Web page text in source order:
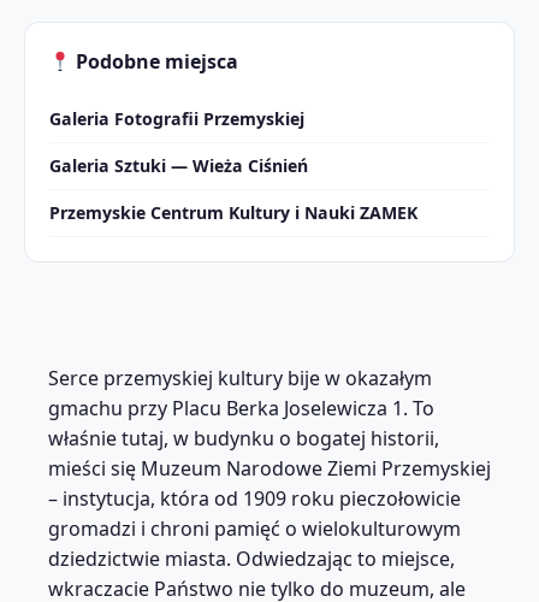
Serce przemyskiej kultury bije w okazałym
gmachu przy Placu Berka Joselewicza 1. To
właśnie tutaj, w budynku o bogatej historii,
mieści się Muzeum Narodowe Ziemi Przemyskiej
– instytucja, która od 1909 roku pieczołowicie
gromadzi i chroni pamięć o wielokulturowym
dziedzictwie miasta. Odwiedzając to miejsce,
wkraczacie Państwo nie tylko do muzeum, ale
Podobne miejsca
Galeria Fotografii Przemyskiej
Galeria Sztuki — Wieża Ciśnień
Przemyskie Centrum Kultury i Nauki ZAMEK